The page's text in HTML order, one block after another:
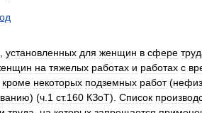
установленных для женщин в сфере
на тяжелых работах и работах с
кроме некоторых подземных работ(
) (ч 1 ст.160 КЗоТ). Список